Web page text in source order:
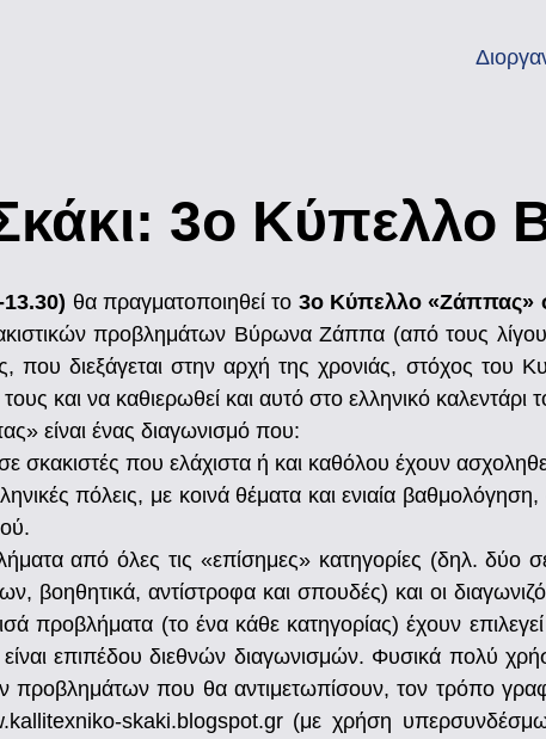
Σκάκι: 3ο
θα πραγματοποιηθεί το 3ο Κύπελλο «Ζάππας»
προβλημάτων Βύρωνα Ζάππα (από τους
που διεξάγεται στην αρχή της χρονιάς, στόχος του
και να καθιερωθεί και αυτό στο ελληνικό καλεντάρι
είναι ένας διαγωνισμό που:
σκακιστές που ελάχιστα ή και καθόλου έχουν
πόλεις, με κοινά θέματα και ενιαία
από όλες τις «επίσημες» κατηγορίες (δηλ. δύο
βοηθητικά, αντίστροφα και σπουδές) και οι
(το ένα κάθε κατηγορίας) έχουν επιλεγεί
επιπέδου διεθνών διαγωνισμών. Φυσικά πολύ
προβλημάτων που θα αντιμετωπίσουν, τον τρόπο
skaki.blogspot.gr (με χρήση